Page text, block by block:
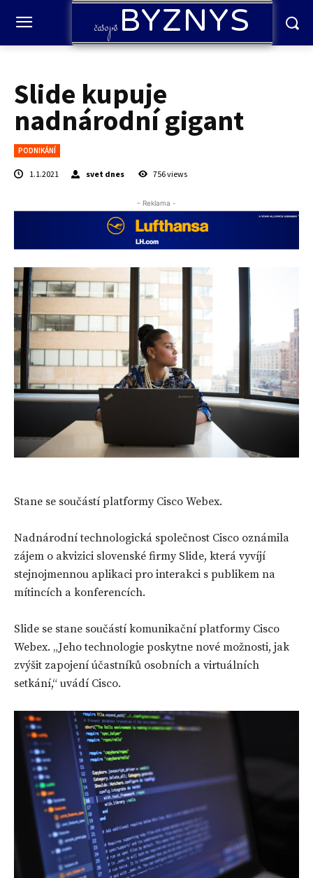
časopisBYZNYS
Slide kupuje
nadnárodní gigant
PODNIKÁNÍ
1.1.2021 svet dnes 756views
- Reklama -
Stane se součástí platformy Cisco Webex.
Nadnárodní technologická společnost Cisco oznámila
zájem o akvizici slovenské firmy Slide, která vyvíjí
stejnojmennou aplikaci pro interakci s publikem na
mítincích a konferencích.
Slide se stane součástí komunikační platformy Cisco
Webex. „Jeho technologie poskytne nové možnosti, jak
zvýšit zapojení účastníků osobních a virtuálních
setkání,“ uvádí Cisco.